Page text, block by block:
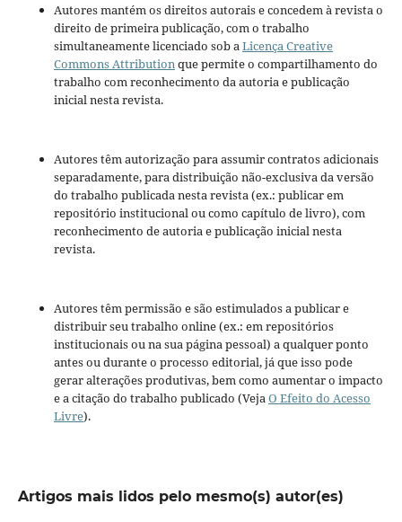
Autores mantém os direitos autorais e concedem à revista o
direito de primeira publicação, com o trabalho
simultaneamente licenciado sob aLicença Creative
Commons Attributionque permite o compartilhamento do
trabalho com reconhecimento da autoria e publicação
inicial nesta revista.
Autores têm autorização para assumir contratos adicionais
separadamente, para distribuição não-exclusiva da versão
do trabalho publicada nesta revista (ex.: publicar em
repositório institucional ou como capítulo de livro), com
reconhecimento de autoria e publicação inicial nesta
revista.
Autores têm permissão e são estimulados a publicar e
distribuir seu trabalho online (ex.: em repositórios
institucionais ou na sua página pessoal) a qualquer ponto
antes ou durante o processo editorial, já que isso pode
gerar alterações produtivas, bem como aumentar o impacto
e a citação do trabalho publicado (VejaO Efeito do Acesso
Livre).
Artigos mais lidos pelo mesmo(s) autor(es)